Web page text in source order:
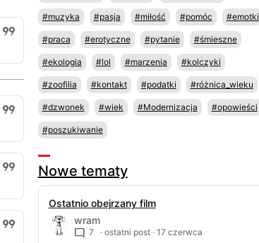
#muzyka #pasja #miłość #pomóc #emotki
#praca #erotyczne #pytanie #śmieszne
#ekologia #lol #marzenia #kolczyki
#zoofilia #kontakt #podatki #różnica_wieku
#dzwonek #wiek #Modernizacja #opowieści
#poszukiwanie
Nowe tematy
Ostatnio obejrzany film
wram
7 · ostatni post · 17 czerwca